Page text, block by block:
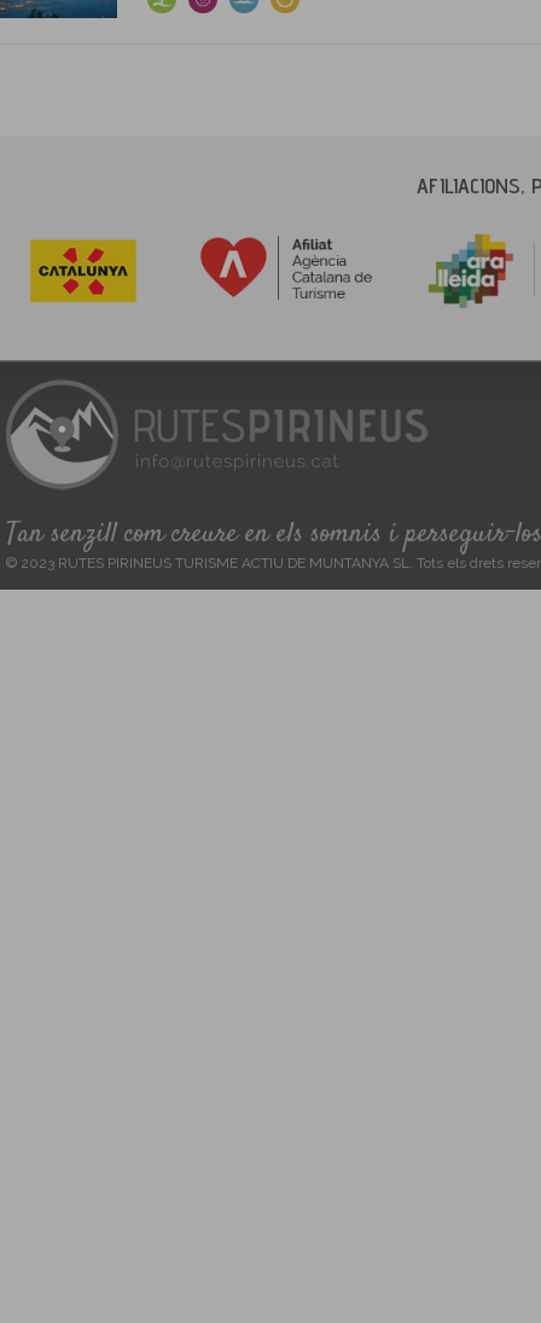
AFILIACIONS,
Tan senzill com creure en els somnis i perseguir-los
© 2023 RUTES PIRINEUS TURISME ACTIU DE MUNTANYA SL. Tots els drets